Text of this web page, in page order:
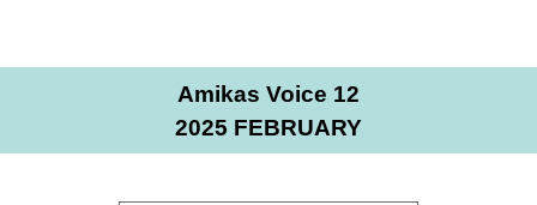
Amikas Voice 12
2025 FEBRUARY